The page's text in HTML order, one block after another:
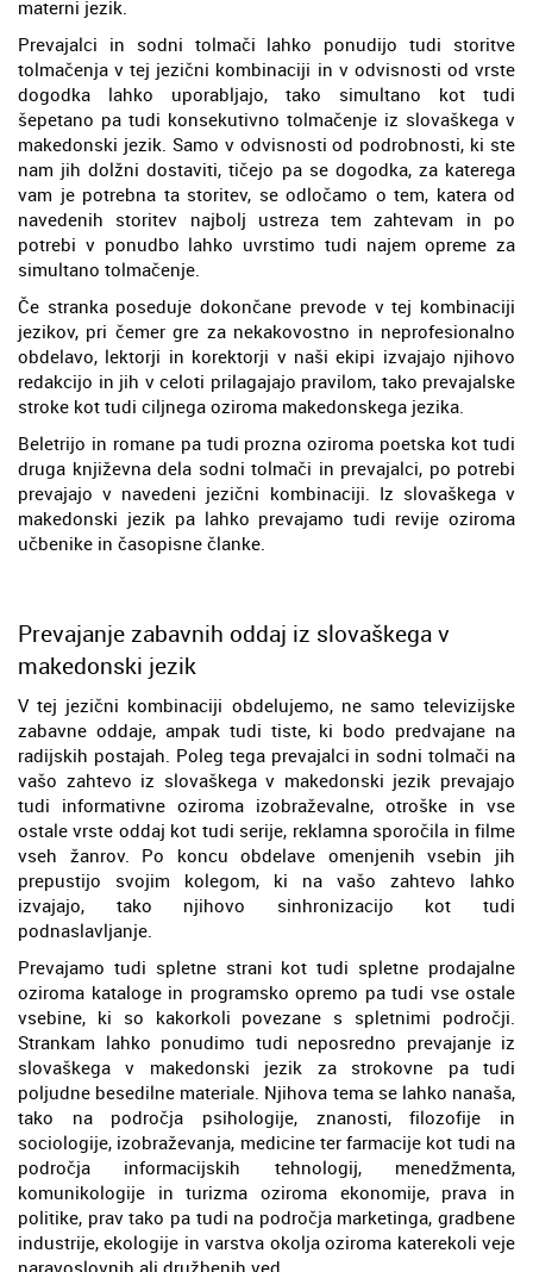
materni jezik.
Prevajalci in sodni tolmači lahko ponudijo tudi storitve
tolmačenja v tej jezični kombinaciji in v odvisnosti od vrste
dogodka lahko uporabljajo, tako simultano kot tudi
šepetano pa tudi konsekutivno tolmačenje iz slovaškega v
makedonski jezik. Samo v odvisnosti od podrobnosti, ki ste
nam jih dolžni dostaviti, tičejo pa se dogodka, za katerega
vam je potrebna ta storitev, se odločamo o tem, katera od
navedenih storitev najbolj ustreza tem zahtevam in po
potrebi v ponudbo lahko uvrstimo tudi najem opreme za
simultano tolmačenje.
Če stranka poseduje dokončane prevode v tej kombinaciji
jezikov, pri čemer gre za nekakovostno in neprofesionalno
obdelavo, lektorji in korektorji v naši ekipi izvajajo njihovo
redakcijo in jih v celoti prilagajajo pravilom, tako prevajalske
stroke kot tudi ciljnega oziroma makedonskega jezika.
Beletrijo in romane pa tudi prozna oziroma poetska kot tudi
druga književna dela sodni tolmači in prevajalci, po potrebi
prevajajo v navedeni jezični kombinaciji. Iz slovaškega v
makedonski jezik pa lahko prevajamo tudi revije oziroma
učbenike in časopisne članke.
Prevajanje zabavnih oddaj iz slovaškega v
makedonski jezik
V tej jezični kombinaciji obdelujemo, ne samo televizijske
zabavne oddaje, ampak tudi tiste, ki bodo predvajane na
radijskih postajah. Poleg tega prevajalci in sodni tolmači na
vašo zahtevo iz slovaškega v makedonski jezik prevajajo
tudi informativne oziroma izobraževalne, otroške in vse
ostale vrste oddaj kot tudi serije, reklamna sporočila in filme
vseh žanrov. Po koncu obdelave omenjenih vsebin jih
prepustijo svojim kolegom, ki na vašo zahtevo lahko
izvajajo, tako njihovo sinhronizacijo kot tudi
podnaslavljanje.
Prevajamo tudi spletne strani kot tudi spletne prodajalne
oziroma kataloge in programsko opremo pa tudi vse ostale
vsebine, ki so kakorkoli povezane s spletnimi področji.
Strankam lahko ponudimo tudi neposredno prevajanje iz
slovaškega v makedonski jezik za strokovne pa tudi
poljudne besedilne materiale. Njihova tema se lahko nanaša,
tako na področja psihologije, znanosti, filozofije in
sociologije, izobraževanja, medicine ter farmacije kot tudi na
področja informacijskih tehnologij, menedžmenta,
komunikologije in turizma oziroma ekonomije, prava in
politike, prav tako pa tudi na področja marketinga, gradbene
industrije, ekologije in varstva okolja oziroma katerekoli veje
naravoslovnih ali družbenih ved.